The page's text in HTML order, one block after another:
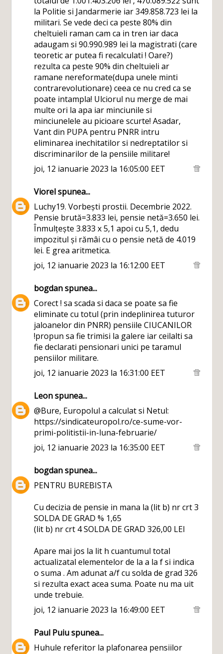
la Politie si Jandarmerie iar 349.858.723 lei la
militari. Se vede deci ca peste 80% din
cheltuieli raman cam ca in tren iar daca
adaugam si 90.990.989 lei la magistrati (care
teoretic ar putea fi recalculati ! Oare?)
rezulta ca peste 90% din cheltuieli ar
ramane nereformate(dupa unele minti
contrarevolutionare) ceea ce nu cred ca se
poate intampla! Ulciorul nu merge de mai
multe ori la apa iar minciunile si
minciunelele au picioare scurte! Asadar,
Vant din PUPA pentru PNRR intru
eliminarea inechitatilor si nedreptatilor si
discriminarilor de la pensiile militare!
joi, 12 ianuarie 2023 la 16:05:00 EET
Viorelspunea...
Luchy19. Vorbești prostii. Decembrie 2022.
Pensie brută=3.833 lei, pensie netă=3.650 lei.
Înmulțește 3.833 x 5,1 apoi cu 5,1, dedu
impozitul și rămâi cu o pensie netă de 4.019
lei. E grea aritmetica.
joi, 12 ianuarie 2023 la 16:12:00 EET
bogdanspunea...
Corect ! sa scada si daca se poate sa fie
eliminate cu totul (prin indeplinirea tuturor
jaloanelor din PNRR) pensiile CIUCANILOR
!propun sa fie trimisi la galere iar ceilalti sa
fie declarati pensionari unici pe taramul
pensiilor militare.
joi, 12 ianuarie 2023 la 16:31:00 EET
Leonspunea...
@Bure, Europolul a calculat si Netul:
https://sindicateuropol.ro/ce-sume-vor-
primi-politistii-in-luna-februarie/
joi, 12 ianuarie 2023 la 16:35:00 EET
bogdanspunea...
PENTRU BUREBISTA
Cu decizia de pensie in mana la (lit b) nr crt 3
SOLDA DE GRAD % 1,65
(lit b) nr crt 4 SOLDA DE GRAD 326,00 LEI
Apare mai jos la lit h cuantumul total
actualizatal elementelor de la a la f si indica
o suma . Am adunat a/f cu solda de grad 326
si rezulta exact acea suma. Poate nu ma uit
unde trebuie.
joi, 12 ianuarie 2023 la 16:49:00 EET
Paul Puiuspunea...
Huhule referitor la plafonarea pensiilor